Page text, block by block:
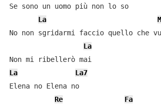
Se sono un uomo più non lo so
La
No non sgridarmi faccio quello che
La
La
La7
Elena no Elena no
Re
Fa